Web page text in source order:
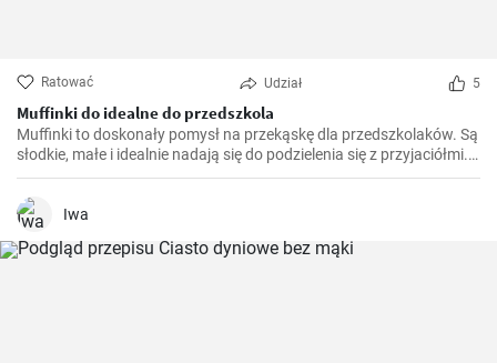
Ratować Udział 5
Muffinki do idealne do przedszkola
Muffinki to doskonały pomysł na przekąskę dla przedszkolaków. Są
słodkie, małe i idealnie nadają się do podzielenia się z przyjaciółmi.
Ta prosta i smaczna receptura na muffinki do przedszkola z
pewnością przypadnie do gustu dzieciom i dorosłym.
Iwa